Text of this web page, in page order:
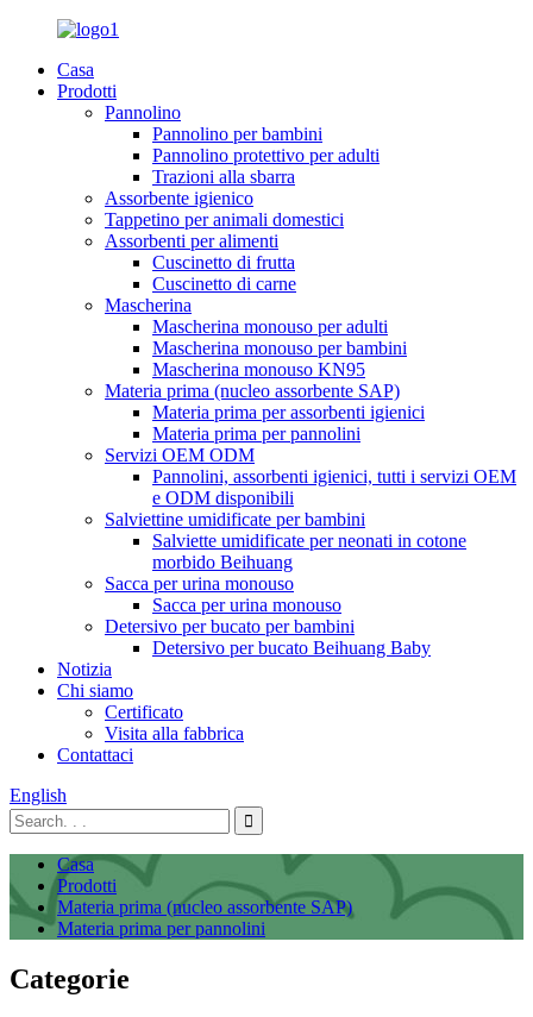
Casa
Prodotti
Pannolino
Pannolino per bambini
Pannolino protettivo per adulti
Trazioni alla sbarra
Assorbente igienico
Tappetino per animali domestici
Assorbenti per alimenti
Cuscinetto di frutta
Cuscinetto di carne
Mascherina
Mascherina monouso per adulti
Mascherina monouso per bambini
Mascherina monouso KN95
Materia prima (nucleo assorbente SAP)
Materia prima per assorbenti igienici
Materia prima per pannolini
Servizi OEM ODM
Pannolini, assorbenti igienici, tutti i servizi OEM
e ODM disponibili
Salviettine umidificate per bambini
Salviette umidificate per neonati in cotone
morbido Beihuang
Sacca per urina monouso
Sacca per urina monouso
Detersivo per bucato per bambini
Detersivo per bucato Beihuang Baby
Notizia
Chi siamo
Certificato
Visita alla fabbrica
Contattaci
English
Casa
Prodotti
Materia prima (nucleo assorbente SAP)
Materia prima per pannolini
Categorie